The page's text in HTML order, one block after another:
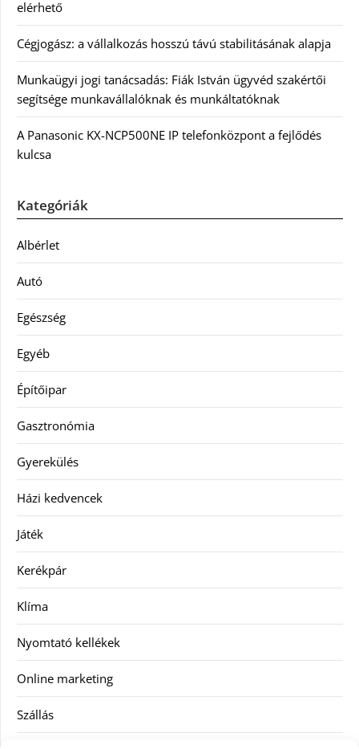
elérhető
Cégjogász: a vállalkozás hosszú távú stabilitásának alapja
Munkaügyi jogi tanácsadás: Fiák István ügyvéd szakértői
segítsége munkavállalóknak és munkáltatóknak
A Panasonic KX-NCP500NE IP telefonközpont a fejlődés
kulcsa
Kategóriák
Albérlet
Autó
Egészség
Egyéb
Építőipar
Gasztronómia
Gyerekülés
Házi kedvencek
Játék
Kerékpár
Klíma
Nyomtató kellékek
Online marketing
Szállás